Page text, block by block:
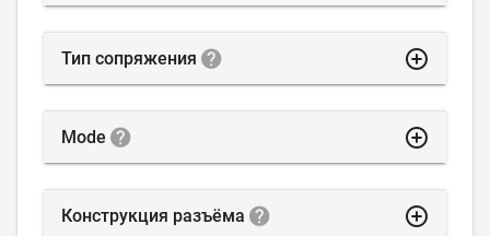
highlight_off
Тип сопряжения
highlight_off
Mode
highlight_off
Конструкция разъёма